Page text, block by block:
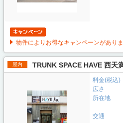
物件によりお得なキャンペーンがあり
屋内 TRUNK SPACE HAVE 西天
料金(税込)
広さ
所在地
交通